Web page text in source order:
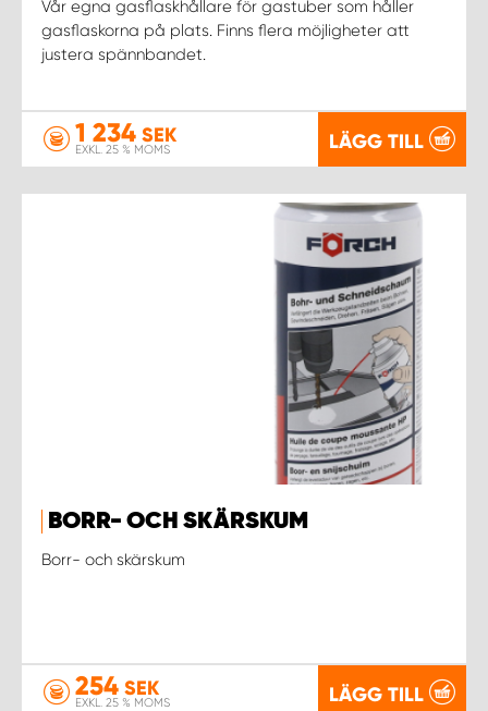
Vår egna gasflaskhållare för gastuber som håller
gasflaskorna på plats. Finns flera möjligheter att
justera spännbandet.
1 234 SEK
EXKL. 25 % MOMS LÄGG TILL
BORR- OCH SKÄRSKUM
Borr- och skärskum
254 SEK
EXKL. 25 % MOMS LÄGG TILL